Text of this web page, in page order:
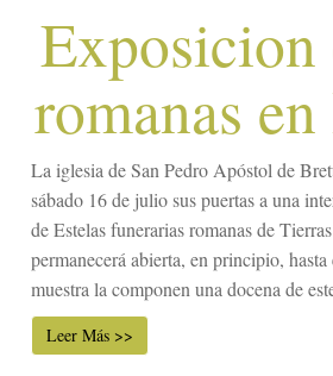
Exposicion
romanas
La iglesia de San Pedro Apóstol de
sábado 16 de julio sus puertas a una
de Estelas funerarias romanas de
permanecerá abierta, en principio,
muestra la componen una docena de
Leer Más >>